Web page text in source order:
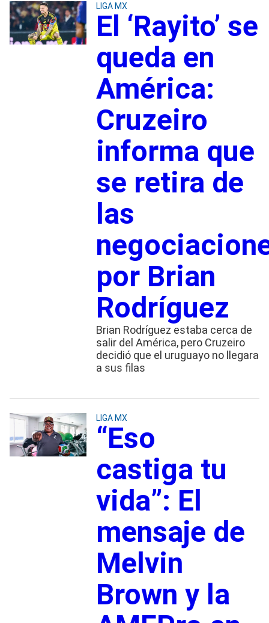
LIGA MX
El ‘Rayito’ se
queda en
América:
Cruzeiro
informa que
se retira de
las
por Brian
Rodríguez
Brian Rodríguez estaba cerca de
salir del América, pero Cruzeiro
decidió que el uruguayo no llegara
a sus filas
LIGA MX
“Eso
castiga tu
vida”: El
mensaje de
Melvin
Brown y la